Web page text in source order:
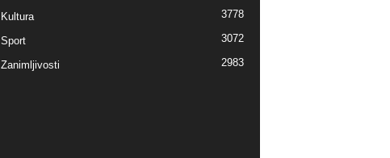
Kultura 3778
Sport 3072
Zanimljivosti 2983